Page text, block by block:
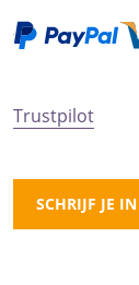
Trustpilot
SCHRIJF JE